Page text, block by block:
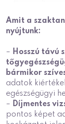
Amit a
nyújtunk:
– Hosszú távú
bármikor
adatok
egészségügyi
– Díjmentes
pontos képet